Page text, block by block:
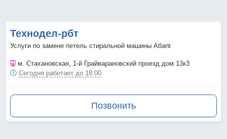
Технодел-рбт
Услуги по замене петель стиральной машины Atlant
м. Стахановская, 1-й Грайварановский проезд дом 13к3
Сегодня работает до 18:00
Позвонить